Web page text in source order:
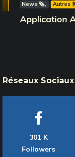
News 🗞️ Autres
Application
Réseaux Sociaux
301 K
Followers